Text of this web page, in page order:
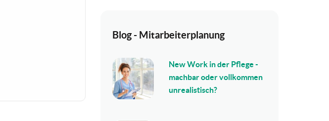
Blog - Mitarbeiterplanung
New Work in der Pflege -
machbar oder vollkommen
unrealistisch?